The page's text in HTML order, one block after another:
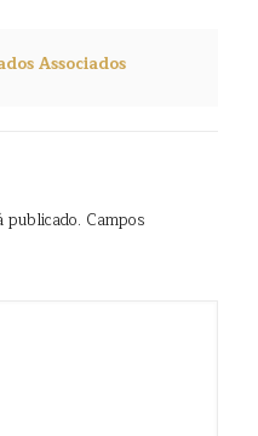
Associados
publicado. Campos